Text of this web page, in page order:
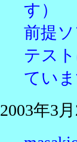
す）
前提
テス
ていま
2003年3月